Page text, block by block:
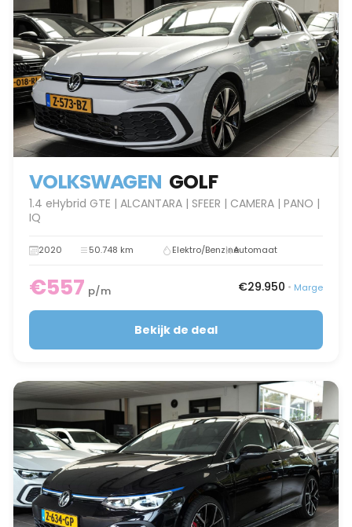
VOLKSWAGEN GOLF
1.4 eHybrid GTE | ALCANTARA | SFEER | CAMERA | PANO |
IQ
2020 50.748 km Elektro/BenzineAutomaat
€557 p/m €29.950 • Marge
Bekijk de deal